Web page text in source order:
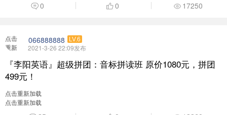
0
0 17250
点击
重新
066888888 LV.6
2021-3-26 22:09发布
『李阳英语』超级拼团：音标拼读班 原价1080元，拼团
499元！
点击重新加载
点击重新加载